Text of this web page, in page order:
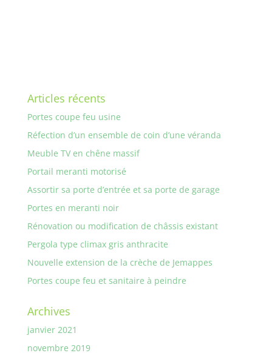
Articles récents
Portes coupe feu usine
Réfection d’un ensemble de coin d’une véranda
Meuble TV en chêne massif
Portail meranti motorisé
Assortir sa porte d’entrée et sa porte de garage
Portes en meranti noir
Rénovation ou modification de châssis existant
Pergola type climax gris anthracite
Nouvelle extension de la crèche de Jemappes
Portes coupe feu et sanitaire à peindre
Archives
janvier 2021
novembre 2019